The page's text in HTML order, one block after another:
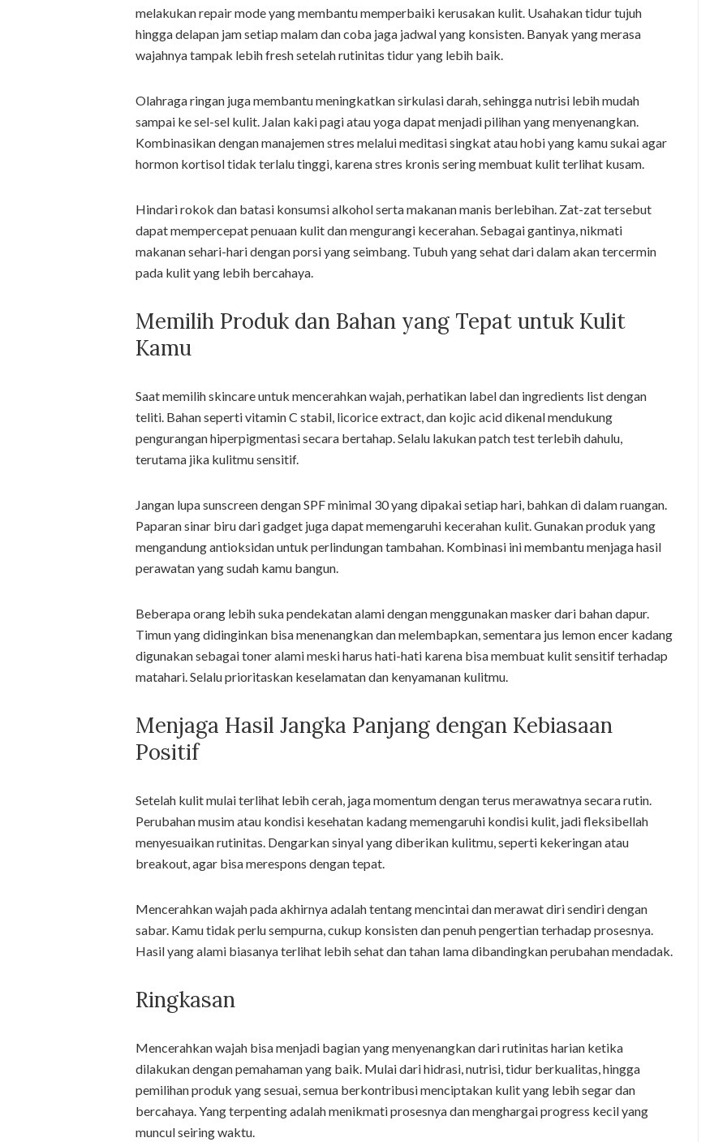
melakukan repair mode yang membantu memperbaiki kerusakan kulit. Usahakan tidur tujuh
hingga delapan jam setiap malam dan coba jaga jadwal yang konsisten. Banyak yang merasa
wajahnya tampak lebih fresh setelah rutinitas tidur yang lebih baik.
Olahraga ringan juga membantu meningkatkan sirkulasi darah, sehingga nutrisi lebih mudah
sampai ke sel-sel kulit. Jalan kaki pagi atau yoga dapat menjadi pilihan yang menyenangkan.
Kombinasikan dengan manajemen stres melalui meditasi singkat atau hobi yang kamu sukai agar
hormon kortisol tidak terlalu tinggi, karena stres kronis sering membuat kulit terlihat kusam.
Hindari rokok dan batasi konsumsi alkohol serta makanan manis berlebihan. Zat-zat tersebut
dapat mempercepat penuaan kulit dan mengurangi kecerahan. Sebagai gantinya, nikmati
makanan sehari-hari dengan porsi yang seimbang. Tubuh yang sehat dari dalam akan tercermin
pada kulit yang lebih bercahaya.
Memilih Produk dan Bahan yang Tepat untuk Kulit
Kamu
Saat memilih skincare untuk mencerahkan wajah, perhatikan label dan ingredients list dengan
teliti. Bahan seperti vitamin C stabil, licorice extract, dan kojic acid dikenal mendukung
pengurangan hiperpigmentasi secara bertahap. Selalu lakukan patch test terlebih dahulu,
terutama jika kulitmu sensitif.
Jangan lupa sunscreen dengan SPF minimal 30 yang dipakai setiap hari, bahkan di dalam ruangan.
Paparan sinar biru dari gadget juga dapat memengaruhi kecerahan kulit. Gunakan produk yang
mengandung antioksidan untuk perlindungan tambahan. Kombinasi ini membantu menjaga hasil
perawatan yang sudah kamu bangun.
Beberapa orang lebih suka pendekatan alami dengan menggunakan masker dari bahan dapur.
Timun yang didinginkan bisa menenangkan dan melembapkan, sementara jus lemon encer kadang
digunakan sebagai toner alami meski harus hati-hati karena bisa membuat kulit sensitif terhadap
matahari. Selalu prioritaskan keselamatan dan kenyamanan kulitmu.
Menjaga Hasil Jangka Panjang dengan Kebiasaan
Positif
Setelah kulit mulai terlihat lebih cerah, jaga momentum dengan terus merawatnya secara rutin.
Perubahan musim atau kondisi kesehatan kadang memengaruhi kondisi kulit, jadi fleksibellah
menyesuaikan rutinitas. Dengarkan sinyal yang diberikan kulitmu, seperti kekeringan atau
breakout, agar bisa merespons dengan tepat.
Mencerahkan wajah pada akhirnya adalah tentang mencintai dan merawat diri sendiri dengan
sabar. Kamu tidak perlu sempurna, cukup konsisten dan penuh pengertian terhadap prosesnya.
Hasil yang alami biasanya terlihat lebih sehat dan tahan lama dibandingkan perubahan mendadak.
Ringkasan
Mencerahkan wajah bisa menjadi bagian yang menyenangkan dari rutinitas harian ketika
dilakukan dengan pemahaman yang baik. Mulai dari hidrasi, nutrisi, tidur berkualitas, hingga
pemilihan produk yang sesuai, semua berkontribusi menciptakan kulit yang lebih segar dan
bercahaya. Yang terpenting adalah menikmati prosesnya dan menghargai progress kecil yang
muncul seiring waktu.